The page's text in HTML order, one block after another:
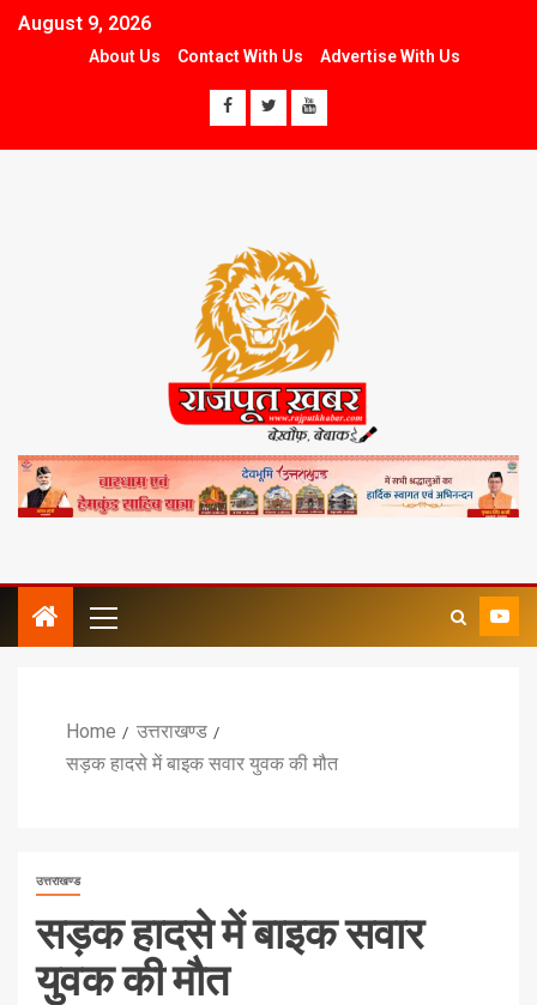
August 9, 2026
About Us Contact With Us Advertise With Us
Home
उत्तराखण्ड
सड़क हादसे में बाइक सवार युवक की मौत
उत्तराखण्ड
सड़क हादसे में बाइक सवार
युवक की मौत